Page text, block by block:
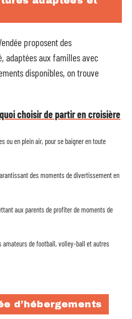
proposent des
adaptées aux familles avec
disponibles, on trouve
choisir de partir en croisière
ou en plein air, pour se baigner en toute
des moments de divertissement en
aux parents de profiter de moments de
amateurs de football, volley-ball et autres
d’hébergements